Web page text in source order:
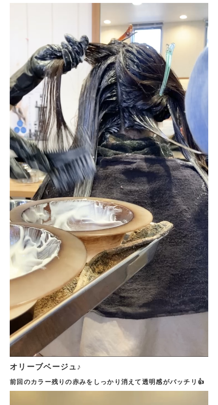
オリーブベージュ♪
前回のカラー残りの赤みをしっかり消えて透明感がバッチリ👍